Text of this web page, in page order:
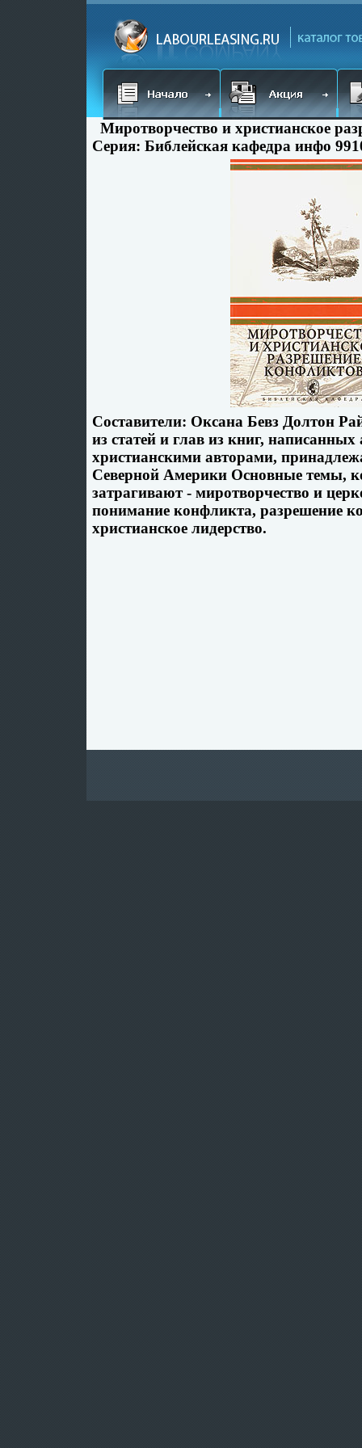
Миротворчество и христианское
Серия: Библейская кафедра инфо
Составители: Оксана Бевз Долтон
из статей и глав из книг,
христианскими авторами,
Северной Америки Основные темы,
затрагивают - миротворчество и
понимание конфликта, разрешение
христианское лидерство.